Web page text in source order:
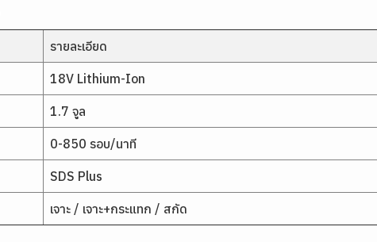
รายละเอียด
18V Lithium-Ion
1.7 จูล
0-850 รอบ/นาที
SDS Plus
เจาะ / เจาะ+กระแทก / สกัด